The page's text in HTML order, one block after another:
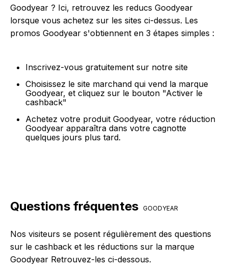
Goodyear ? Ici, retrouvez les reducs Goodyear
lorsque vous achetez sur les sites ci-dessus. Les
promos Goodyear s'obtiennent en 3 étapes simples :
Inscrivez-vous gratuitement sur notre site
Choisissez le site marchand qui vend la marque
Goodyear, et cliquez sur le bouton "Activer le
cashback"
Achetez votre produit Goodyear, votre réduction
Goodyear apparaîtra dans votre cagnotte
quelques jours plus tard.
Questions fréquentes GOODYEAR
Nos visiteurs se posent régulièrement des questions
sur le cashback et les réductions sur la marque
Goodyear Retrouvez-les ci-dessous.